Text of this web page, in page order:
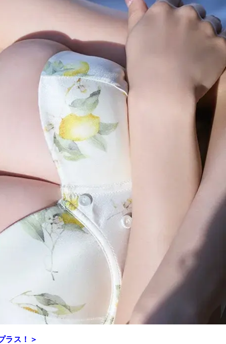
ラス！＞